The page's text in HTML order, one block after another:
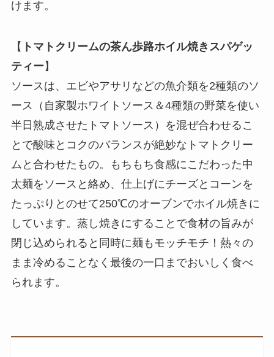
けます。
【 トマトクリームの茶ん歩路ホイル焼きスパゲッ
ティー 】
ソースは、エビやアサリなどの魚介類を2種類のソ
ース（自家製ホワイトソース＆4種類の野菜を使い
半日熟成させたトマトソース）を混ぜ合わせるこ
とで酸味とコクのバランスが絶妙なトマトクリー
ムと合わせたもの。もちもち食感にこだわった中
太麺をソースと絡め、仕上げにチーズとコーンを
たっぷりとのせて250℃のオーブンでホイル焼きに
しています。蒸し焼きにすることで食材の旨みが
閉じ込められると同時に麺もモッチモチ！熱々の
まま冷めることなく最後の一口までおいしく食べ
られます。